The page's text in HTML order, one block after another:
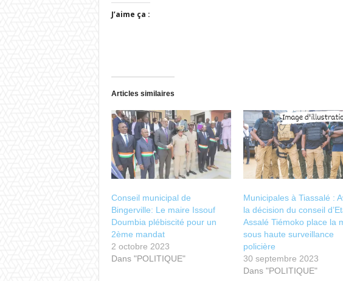
J’aime ça :
Articles similaires
Conseil municipal de
Bingerville: Le maire Issouf
Doumbia plébiscité pour un
2ème mandat
2 octobre 2023
Dans "POLITIQUE"
Municipales à Tiassalé :
la décision du conseil
Assalé Tiémoko place la
sous haute surveillance
policière
30 septembre 2023
Dans "POLITIQUE"